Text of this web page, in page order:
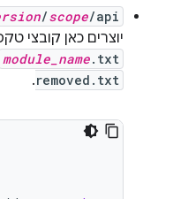
/scope/api
יוצרים כאן קובצי
module_name.txt
removed.txt
.